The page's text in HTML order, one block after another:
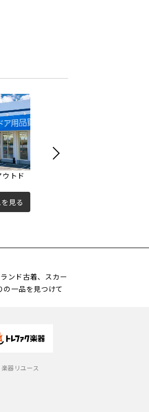
ウトド
見る
ンド古着、スカー
一品を見つけて
楽器リユース